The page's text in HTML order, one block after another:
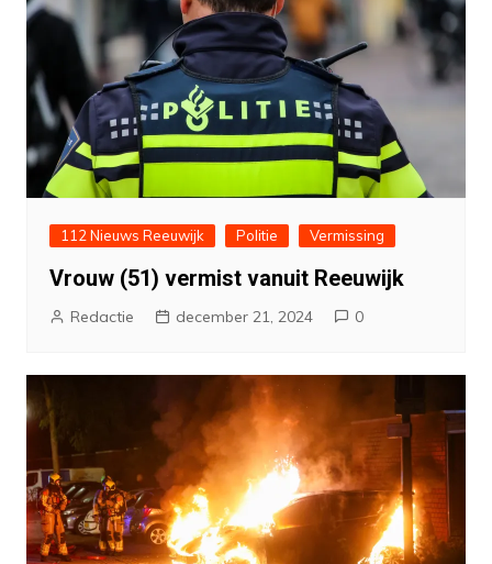
112 Nieuws Reeuwijk Politie Vermissing
Vrouw (51) vermist vanuit Reeuwijk
Redactie december 21, 2024 0